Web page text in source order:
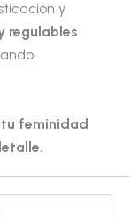
y
regulables
tu feminidad